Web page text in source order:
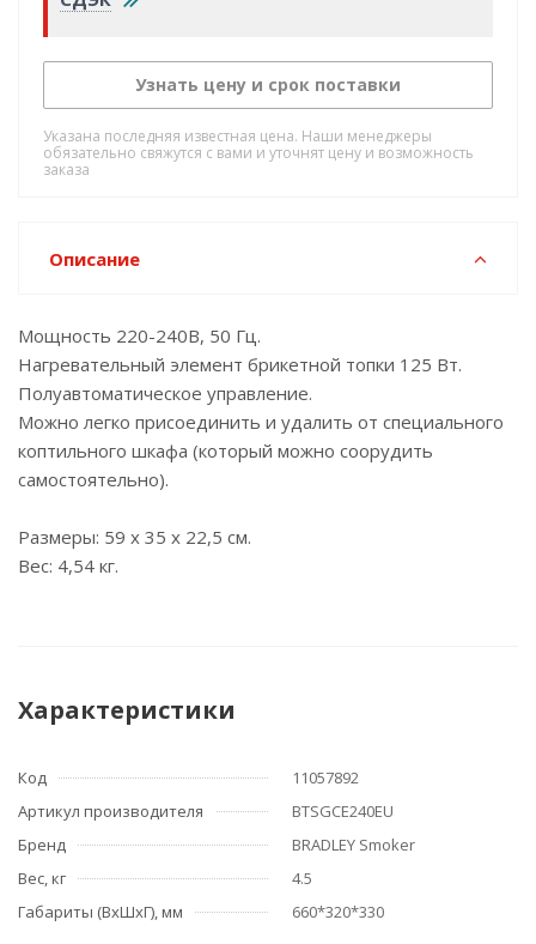
Узнать цену и срок поставки
Указана последняя известная цена. Наши менеджеры
обязательно свяжутся с вами и уточнят цену и возможность
заказа
Описание
Мощность 220-240В, 50 Гц.
Нагревательный элемент брикетной топки 125 Вт.
Полуавтоматическое управление.
Можно легко присоединить и удалить от специального
коптильного шкафа (который можно соорудить
самостоятельно).
Размеры: 59 x 35 x 22,5 см.
Вес: 4,54 кг.
Характеристики
Код
11057892
Артикул производителя
BTSGCE240EU
Бренд
BRADLEY Smoker
Вес, кг
4.5
Габариты (ВхШхГ), мм
660*320*330